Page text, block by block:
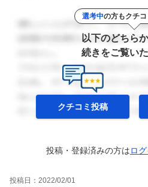
選考中の方もクチコ
以下のどちら
続きをご覧い
クチコミ投稿
投稿・登録済みの方はロ
投稿日： 2022/02/01